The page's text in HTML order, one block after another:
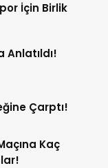
İçin Birlik
Anlatıldı!
Çarptı!
Kaç